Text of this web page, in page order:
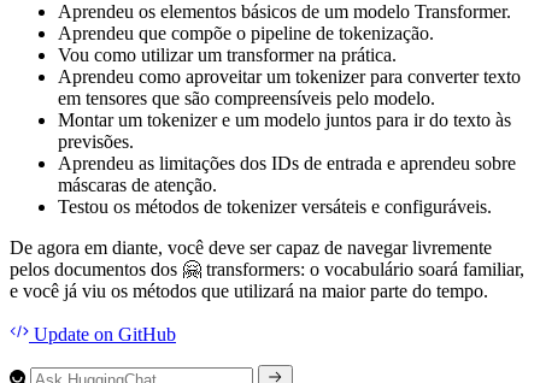
Aprendeu os elementos básicos de um modelo Transformer.
Aprendeu que compõe o pipeline de tokenização.
Vou como utilizar um transformer na prática.
Aprendeu como aproveitar um tokenizer para converter texto
em tensores que são compreensíveis pelo modelo.
Montar um tokenizer e um modelo juntos para ir do texto às
previsões.
Aprendeu as limitações dos IDs de entrada e aprendeu sobre
máscaras de atenção.
Testou os métodos de tokenizer versáteis e configuráveis.
De agora em diante, você deve ser capaz de navegar livremente
pelos documentos dos 🤗 transformers: o vocabulário soará familiar,
e você já viu os métodos que utilizará na maior parte do tempo.
Update on GitHub